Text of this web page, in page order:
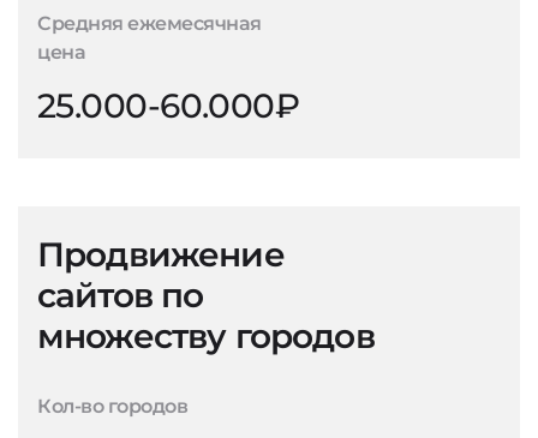
Средняя ежемесячная
цена
25.000-60.000₽
Продвижение
сайтов по
множеству городов
Кол-во городов